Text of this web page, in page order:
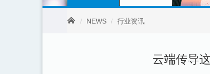
NEWS 行业资讯
云端传导